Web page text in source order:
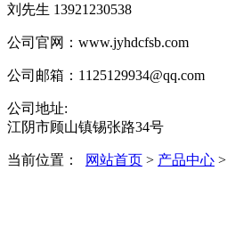
刘先生 13921230538
公司官网：www.jyhdcfsb.com
公司邮箱：1125129934@qq.com
公司地址:
江阴市顾山镇锡张路34号
当前位置： 网站首页 > 产品中心 >